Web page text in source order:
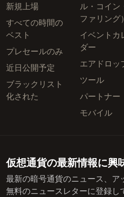
新規上場
すべての時間の
ベスト
プレセールのみ
近日公開予定
ブラックリスト
化された
ル・コイン
ファリング）
イベントカ
ダー
エアドロッ
ツール
パートナー
モバイル
仮想通貨の最新情報に興
最新の暗号通貨のニュース、ア
無料のニュースレターに登録し